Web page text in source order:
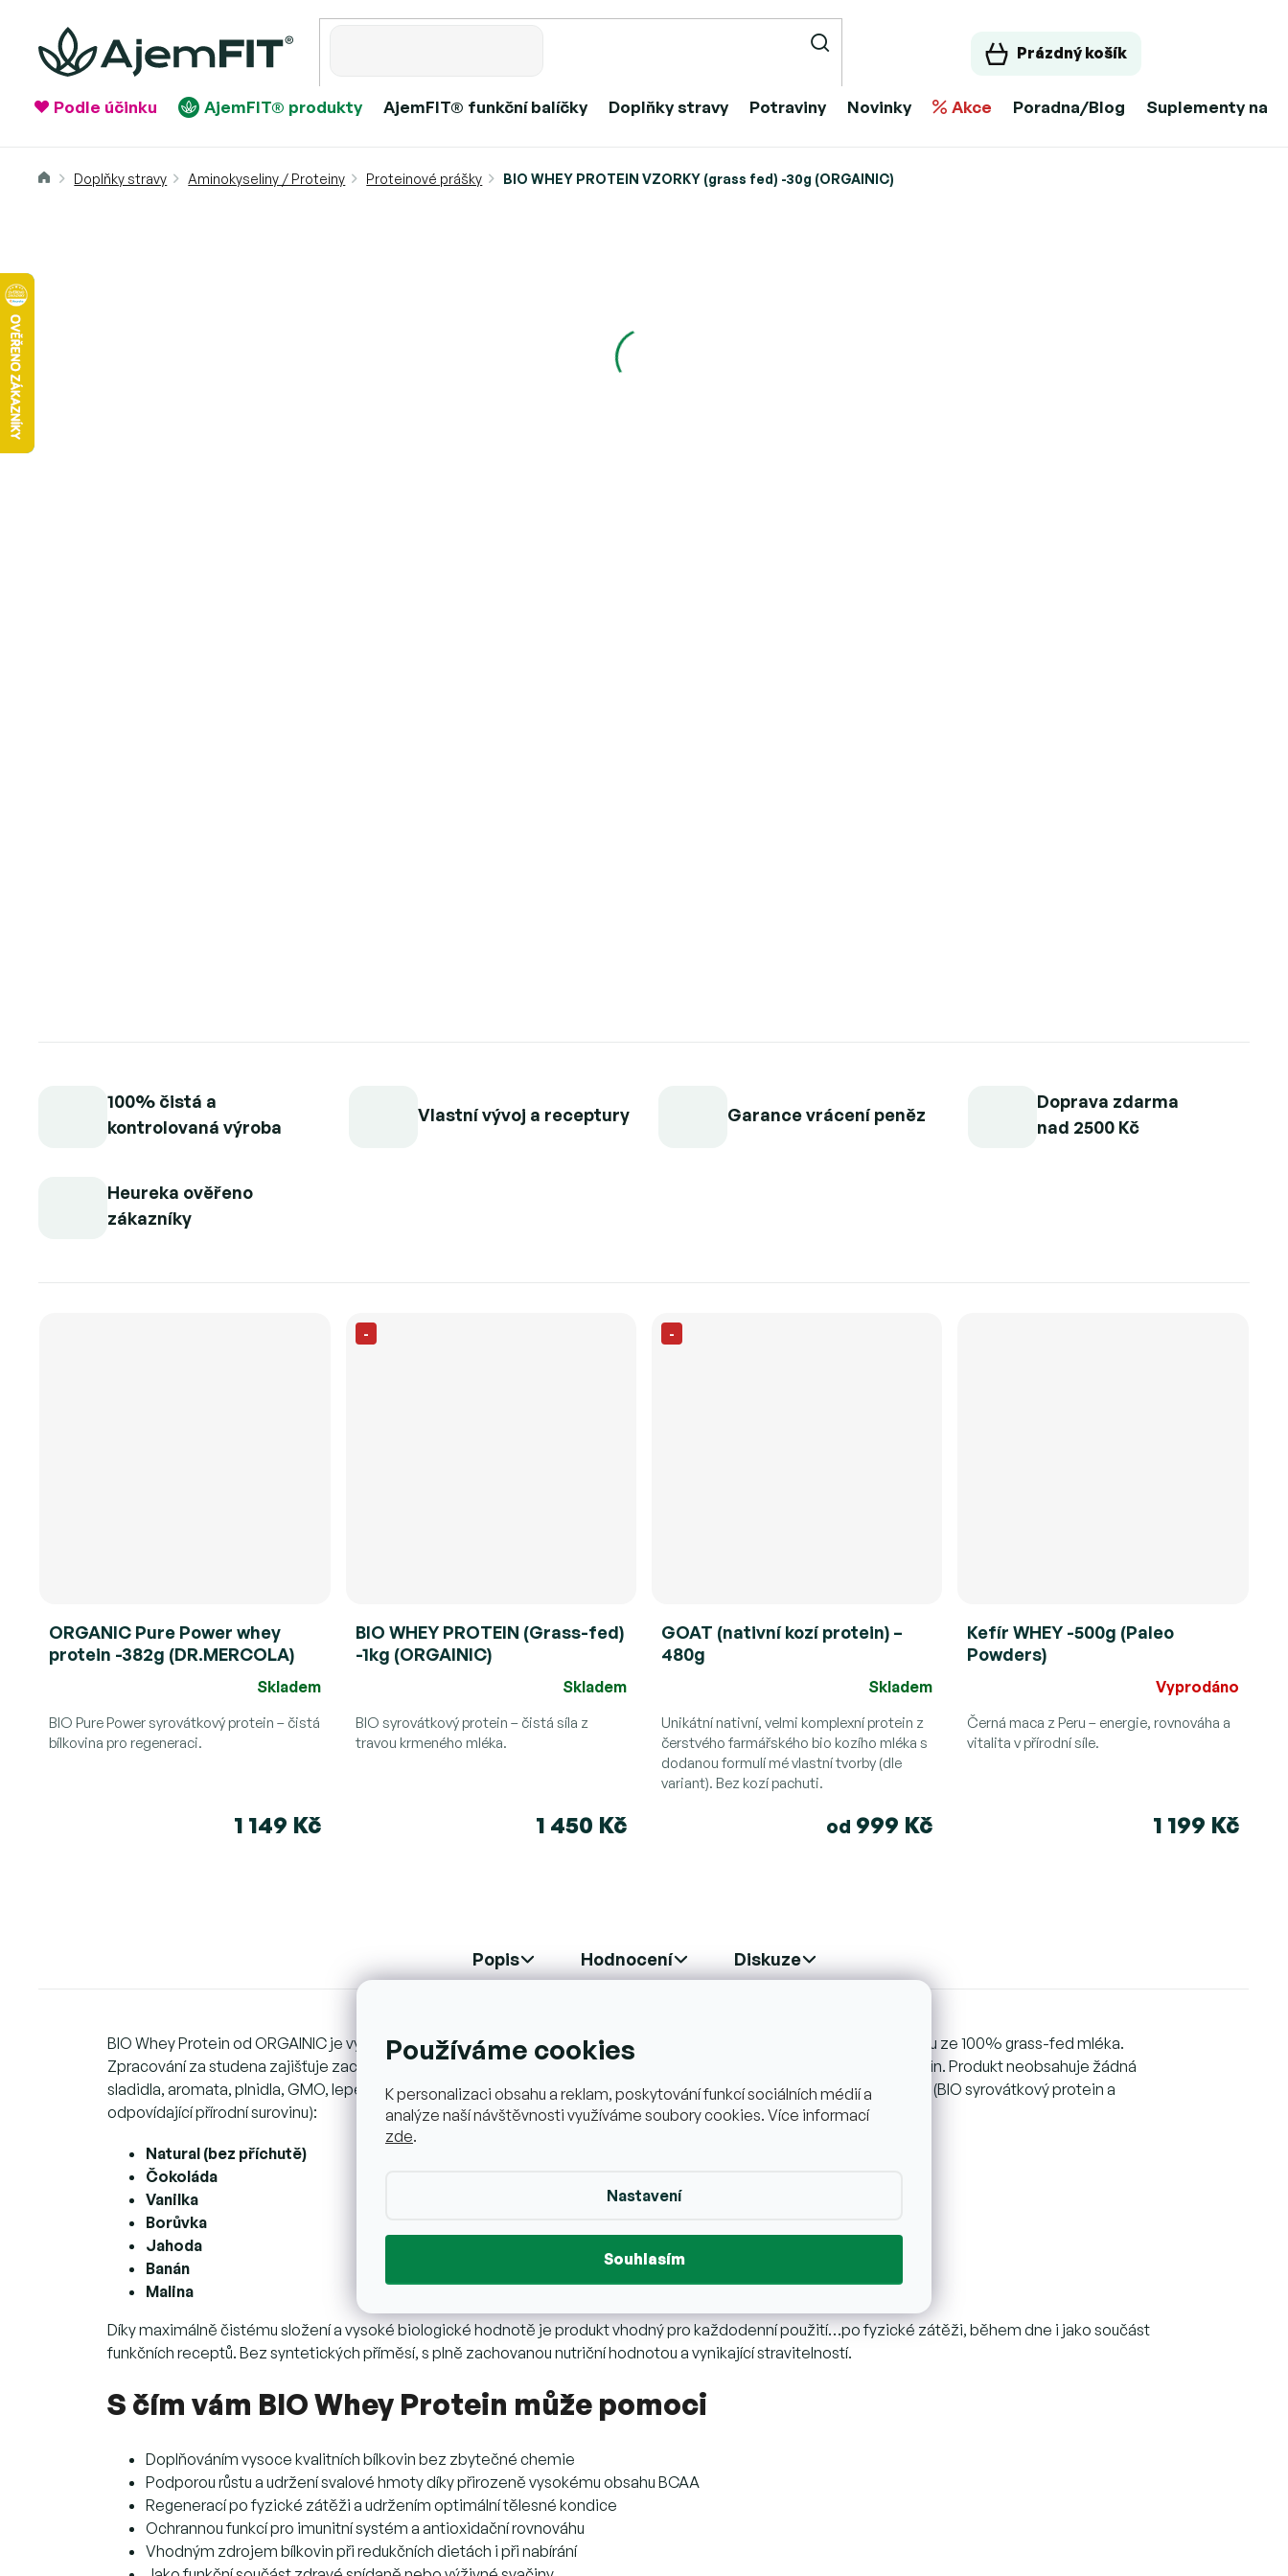
Používáme cookies
K personalizaci obsahu a reklam, poskytování funkcí sociálních médií a
analýze naší návštěvnosti využíváme soubory cookies. Více informací
zde.
Nastavení
Souhlasím
obsah
Prázdný košík
Podle účinku AjemFIT® produkty AjemFIT® funkční balíčky Doplňky stravy Potraviny Novinky Akce Poradna/Blog Suplementy na
DomůDoplňky stravy Aminokyseliny / Proteiny Proteinové prášky BIO WHEY PROTEIN VZORKY (grass fed) -30g (ORGAINIC)
100% čistá a
kontrolovaná výroba
Vlastní vývoj a receptury Garance vrácení peněz
Doprava zdarma
nad 2500 Kč
Heureka ověřeno
zákazníky
ORGANIC Pure Power whey
protein -382g (DR.MERCOLA)
Skladem
1 149 Kč
BIO Pure Power syrovátkový protein – čistá
bílkovina pro regeneraci.
-
BIO WHEY PROTEIN (Grass-fed)
-1kg (ORGAINIC)
hodnocení
produktu
Skladem
1 450 Kč
BIO syrovátkový protein – čistá síla z
travou krmeného mléka.
-
GOAT (nativní kozí protein) –
480g
hodnocení
produktu
je
4,5
Skladem
od 999 Kč
Unikátní nativní, velmi komplexní protein z
čerstvého farmářského bio kozího mléka s
dodanou formulí mé vlastní tvorby (dle
variant). Bez kozí pachuti.
Kefír WHEY -500g (Paleo
Powders)
hodnocení
produktu
Vyprodáno
1 199 Kč
Černá maca z Peru – energie, rovnováha a
vitalita v přírodní síle.
Popis Hodnocení Diskuze
BIO Whey Protein od ORGAINIC je vysoce čistý syrovátkový koncentrát v certifikované BIO kvalitě, vyrobený v Německu ze 100% grass-fed mléka.
Zpracování za studena zajišťuje zachování přirozené struktury bílkovin, vysoké vstřebatelnosti a až 77 % obsahu bílkovin. Produkt neobsahuje žádná
sladidla, aromata, plnidla, GMO, lepek, sóju ani běžně používané emulgátory. Každá příchuť obsahuje pouze dvě složky (BIO syrovátkový protein a
odpovídající přírodní surovinu):
Natural (bez příchutě)
Čokoláda
Vanilka
Borůvka
Jahoda
Banán
Malina
Díky maximálně čistému složení a vysoké biologické hodnotě je produkt vhodný pro každodenní použití…po fyzické zátěži, během dne i jako součást
funkčních receptů. Bez syntetických příměsí, s plně zachovanou nutriční hodnotou a vynikající stravitelností.
S čím vám BIO Whey Protein může pomoci
Doplňováním vysoce kvalitních bílkovin bez zbytečné chemie
Podporou růstu a udržení svalové hmoty díky přirozeně vysokému obsahu BCAA
Regenerací po fyzické zátěži a udržením optimální tělesné kondice
Ochrannou funkcí pro imunitní systém a antioxidační rovnováhu
Vhodným zdrojem bílkovin při redukčních dietách i při nabírání